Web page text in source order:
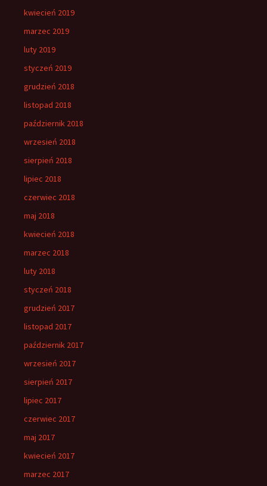
kwiecień 2019
marzec 2019
luty 2019
styczeń 2019
grudzień 2018
listopad 2018
październik 2018
wrzesień 2018
sierpień 2018
lipiec 2018
czerwiec 2018
maj 2018
kwiecień 2018
marzec 2018
luty 2018
styczeń 2018
grudzień 2017
listopad 2017
październik 2017
wrzesień 2017
sierpień 2017
lipiec 2017
czerwiec 2017
maj 2017
kwiecień 2017
marzec 2017